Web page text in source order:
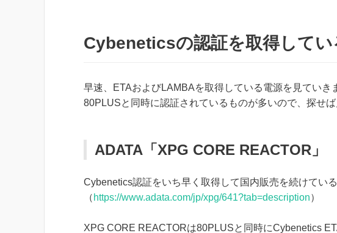
Cybeneticsの認証を取得してい
早速、ETAおよびLAMBAを取得している電源を見ていき
80PLUSと同時に認証されているものが多いので、探せば
ADATA「XPG CORE REACTOR」
Cybenetics認証をいち早く取得して国内販売を続けている
（ https://www.adata.com/jp/xpg/641?tab=description）
XPG CORE REACTORは80PLUSと同時にCybenetics